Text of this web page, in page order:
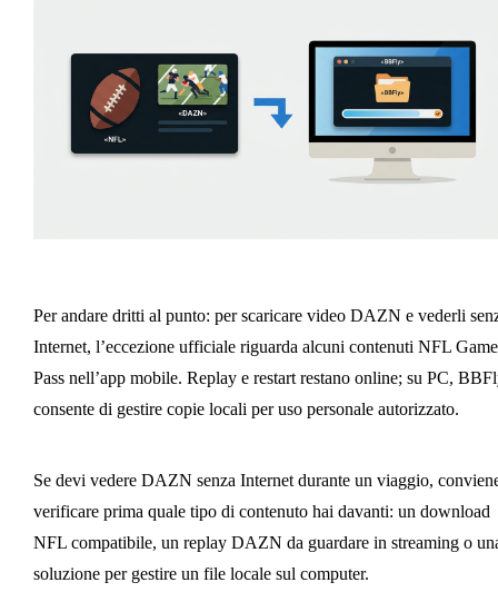
Per andare dritti al punto: per scaricare video DAZN e vederli
Internet, l’eccezione ufficiale riguarda alcuni contenuti NFL Game
Pass nell’app mobile. Replay e restart restano online; su PC,
consente di gestire copie locali per uso personale autorizzato.
Se devi vedere DAZN senza Internet durante un viaggio,
verificare prima quale tipo di contenuto hai davanti: un download
NFL compatibile, un replay DAZN da guardare in streaming o
soluzione per gestire un file locale sul computer.